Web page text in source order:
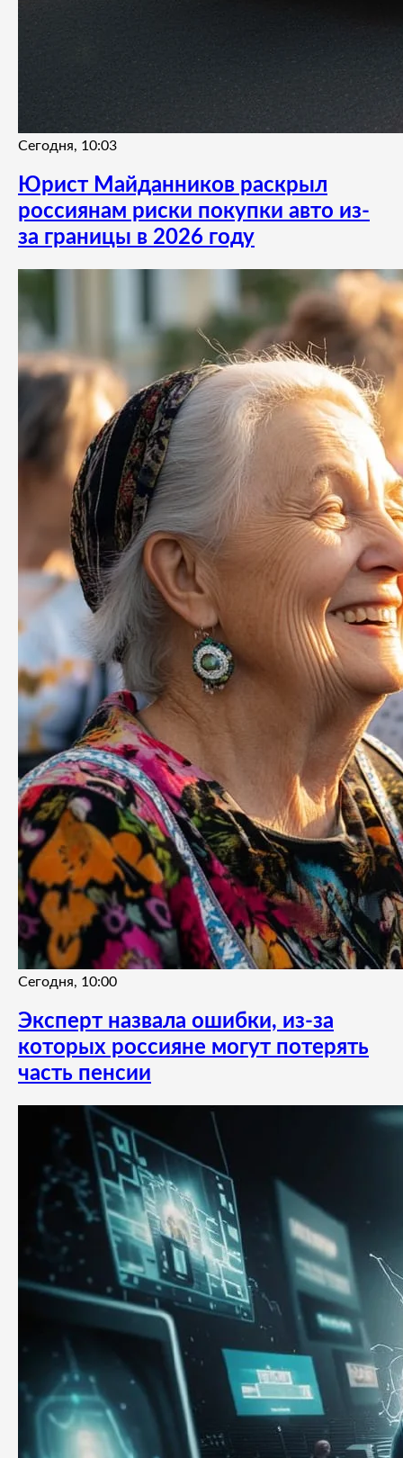
Сегодня, 10:03
Юрист Майданников раскрыл
россиянам риски покупки авто из-
за границы в 2026 году
Сегодня, 10:00
Эксперт назвала ошибки, из-за
которых россияне могут потерять
часть пенсии